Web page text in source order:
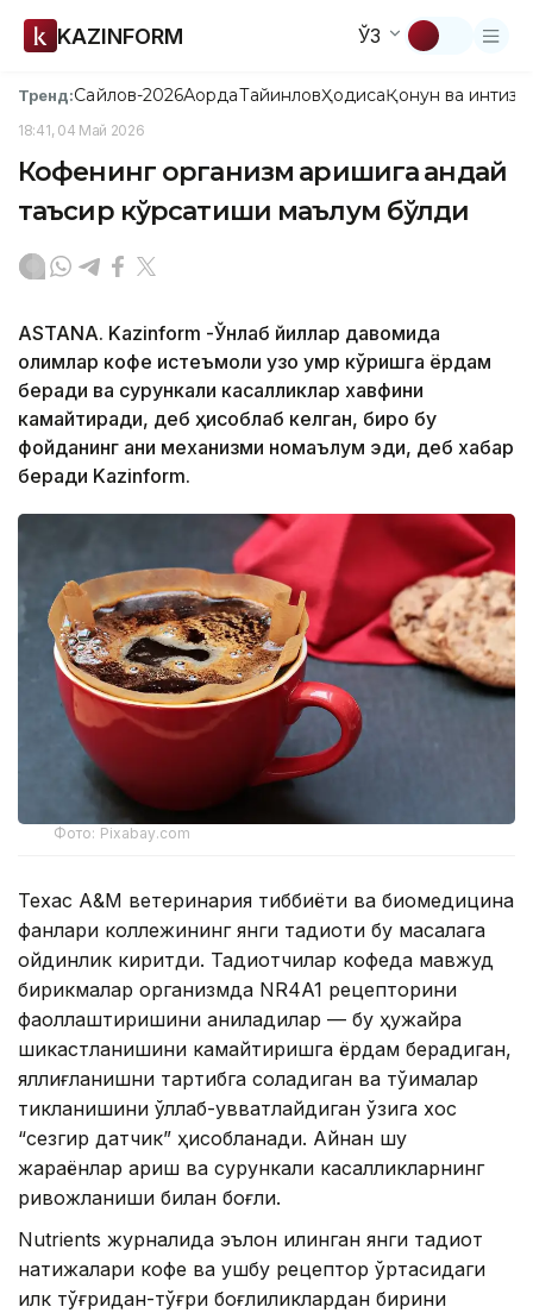
KAZINFORM ЎЗ
Тренд:Сайлов-2026АқордаТайинловҲодисаҚонун ва
18:41, 04 Май 2026
Кофенинг организм қаришига қандай
таъсир кўрсатиши маълум бўлди
ASTANA. Kazinform -Ўнлаб йиллар давомида
олимлар кофе истеъмоли узоқ умр кўришга ёрдам
беради ва сурункали касалликлар хавфини
камайтиради, деб ҳисоблаб келган, бироқ бу
фойданинг аниқ механизми номаълум эди, деб хабар
беради Kazinform.
Фото: Pixabay.com
Техас A&M ветеринария тиббиёти ва биомедицина
фанлари коллежининг янги тадқиқоти бу масалага
ойдинлик киритди. Тадқиқотчилар кофеда мавжуд
бирикмалар организмда NR4A1 рецепторини
фаоллаштиришини аниқладилар — бу ҳужайра
шикастланишини камайтиришга ёрдам берадиган,
яллиғланишни тартибга соладиган ва тўқималар
тикланишини қўллаб-қувватлайдиган ўзига хос
“сезгир датчик” ҳисобланади. Айнан шу
жараёнлар қариш ва сурункали касалликларнинг
ривожланиши билан боғлиқ.
Nutrients журналида эълон қилинган янги тадқиқот
натижалари кофе ва ушбу рецептор ўртасидаги
илк тўғридан-тўғри боғлиқликлардан бирини